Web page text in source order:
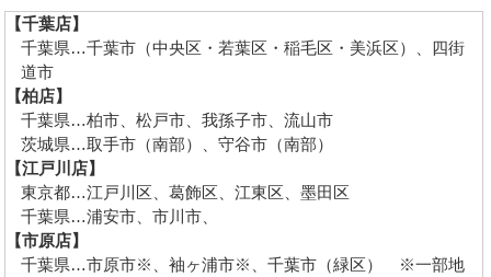
【千葉店】
千葉県…千葉市（中央区・若葉区・稲毛区・美浜区）、四街
道市
【柏店】
千葉県…柏市、松戸市、我孫子市、流山市
茨城県…取手市（南部）、守谷市（南部）
【江戸川店】
東京都…江戸川区、葛飾区、江東区、墨田区
千葉県…浦安市、市川市、
【市原店】
千葉県…市原市※、袖ヶ浦市※、千葉市（緑区） ※一部地